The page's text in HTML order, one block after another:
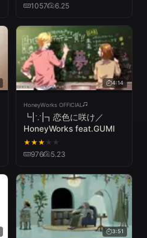
1057 6.25
4:14
HoneyWorks OFFICIAL
┗|∵|┓恋色に咲け／
HoneyWorks feat.GUMI
★★★ ★ ★
976 5.23
3:51